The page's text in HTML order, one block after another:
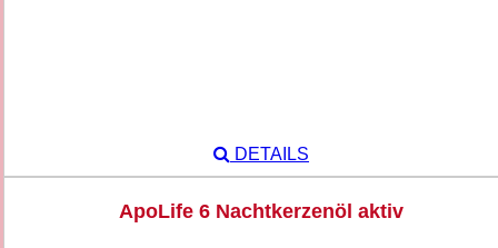
DETAILS
ApoLife 6 Nachtkerzenöl aktiv